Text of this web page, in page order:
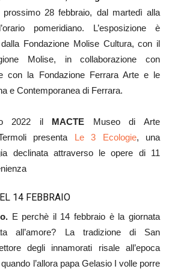
28 febbraio, dal martedì alla
pomeridiano. L’esposizione è
Fondazione Molise Cultura, con il
Molise, in collaborazione con
con la Fondazione Ferrara Arte e le
e Contemporanea di Ferrara.
2022 il MACTE Museo di Arte
presenta Le 3 Ecologie, una
declinata attraverso le opere di 11
14 FEBBRAIO
E perchè il 14 febbraio è la giornata
all’amore? La tradizione di San
degli innamorati risale all’epoca
l’allora papa Gelasio I volle porre